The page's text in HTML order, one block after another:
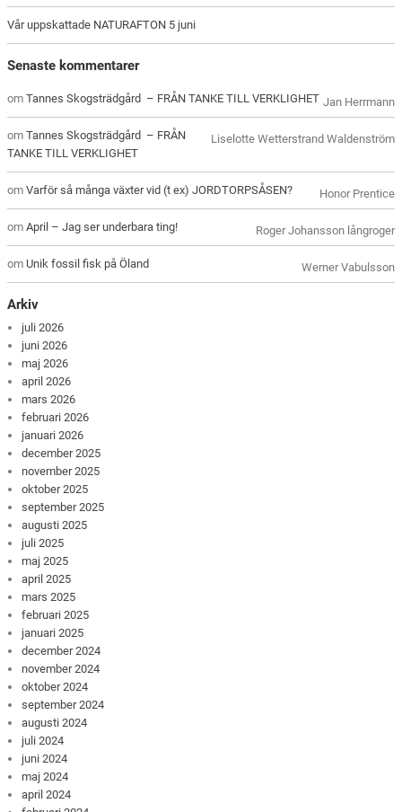
Vår uppskattade NATURAFTON 5 juni
Senaste kommentarer
Jan Herrmann
omTannes Skogsträdgård – FRÅN TANKE TILL VERKLIGHET
Liselotte Wetterstrand Waldenström
omTannes Skogsträdgård – FRÅN
TANKE TILL VERKLIGHET
Honor Prentice
omVarför så många växter vid (t ex) JORDTORPSÅSEN?
Roger Johansson långroger
omApril – Jag ser underbara ting!
Werner Vabulsson
om Unik fossil fisk på Öland
Arkiv
juli 2026
juni 2026
maj 2026
april 2026
mars 2026
februari 2026
januari 2026
december 2025
november 2025
oktober 2025
september 2025
augusti 2025
juli 2025
maj 2025
april 2025
mars 2025
februari 2025
januari 2025
december 2024
november 2024
oktober 2024
september 2024
augusti 2024
juli 2024
juni 2024
maj 2024
april 2024